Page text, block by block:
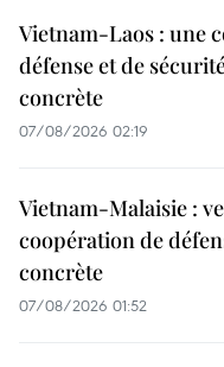
Vietnam-Laos : une
défense et de
concrète
07/08/2026 02:19
Vietnam-Malaisie :
coopération de
concrète
07/08/2026 01:52